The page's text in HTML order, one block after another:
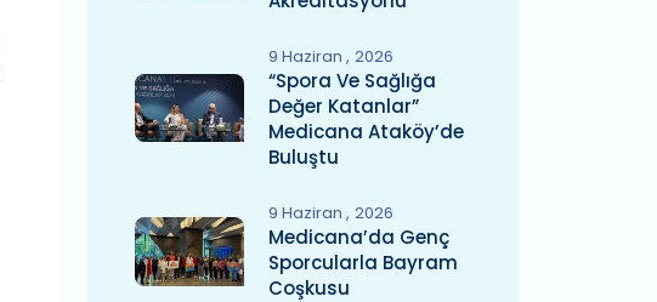
9 Haziran 2026
“Spora Ve Sağlığa
Değer Katanlar”
Medicana Ataköy’de
Buluştu
9 Haziran 2026
Medicana’da Genç
Sporcularla Bayram
Coşkusu